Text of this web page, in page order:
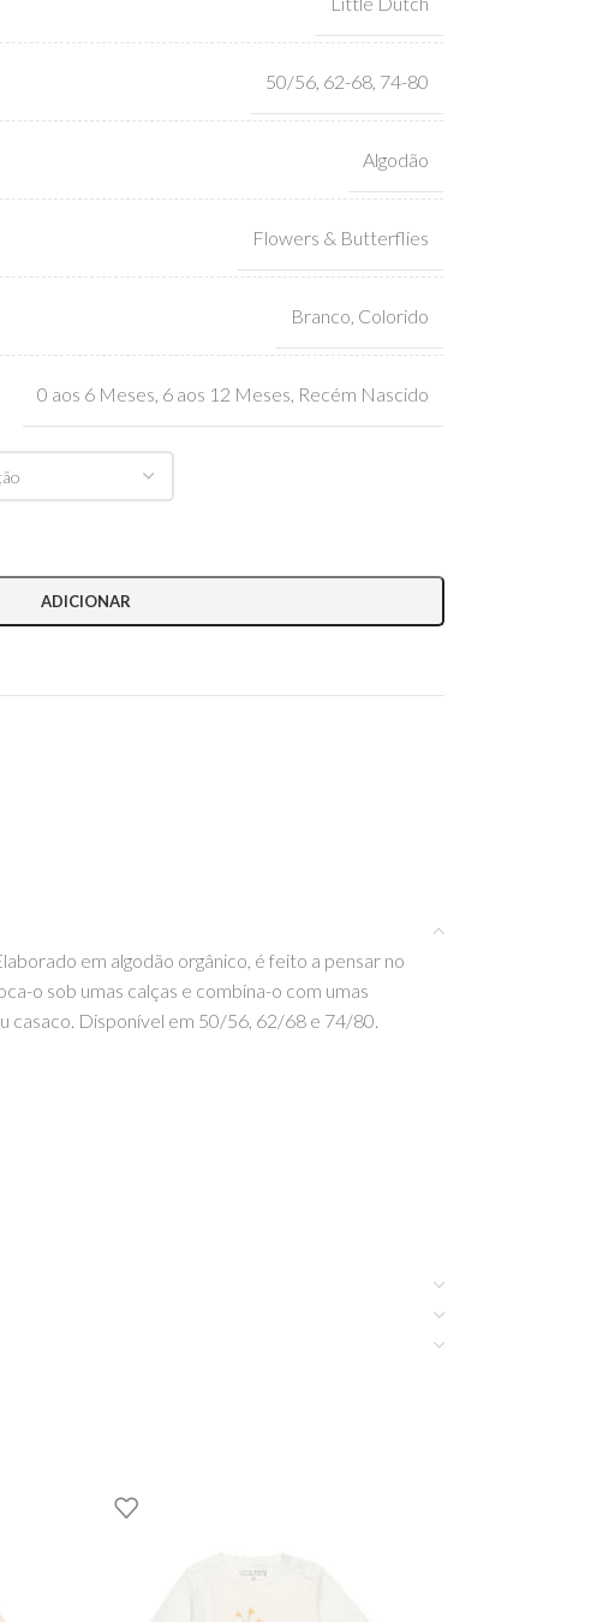
50/56, 62-68, 74-80
Algodão
Flowers & Butterflies
Branco Colorido
0 aos 6 Meses 6 aos 12 Meses Recém Nascido
ADICIONAR
em algodão orgânico, é feito a pensar no
o sob umas calças e combina-o com umas
casaco. Disponível em 50/56, 62/68 e 74/80.